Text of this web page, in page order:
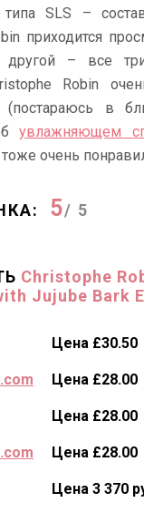
типа SLS –
приходится
другой – все
Robin
(постараюсь в
увлажняющем
очень
5/ 5
Christophe
Jujube Bark
Цена £30.50
Цена £28.00
Цена £28.00
Цена £28.00
Цена 3 370